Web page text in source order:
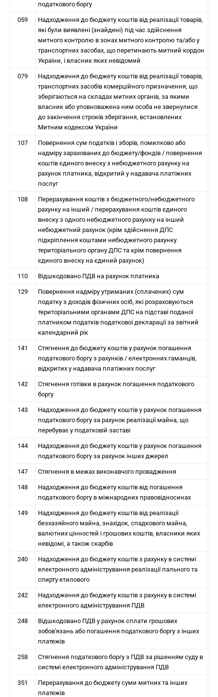
податкового боргу
059
Надходження до бюджету коштів від реалізації товарів,
які були виявлені (знайдені) під час здійснення
митного контролю в зонах митного контролю та/або у
транспортних засобах, що перетинають митний кордон
України, і власник яких невідомий
079
Надходження до бюджету коштів від реалізації товарів,
транспортних засобів комерційного призначення, що
зберігаються на складах митних органів, за якими
власник або уповноважена ним особа не звернулися
до закінчення строків зберігання, встановлених
Митним кодексом України
107
Повернення сум податків і зборів, помилково або
надміру зарахованих до бюджету/фондів / повернення
коштів єдиного внеску з небюджетного рахунку на
рахунок платника, відкритий у надавача платіжних
послуг
108
Перерахування коштів з бюджетного/небюджетного
рахунку на інший / перерахування коштів єдиного
внеску з одного небюджетного рахунку на інший
небюджетний рахунок (крім здійснення ДПС
підкріплення коштами небюджетного рахунку
територіального органу ДПС та крім повернення
єдиного внеску на єдиний рахунок)
110 Відшкодовано ПДВ на рахунок платника
129
Повернення надміру утриманих (сплачених) сум
податку з доходів фізичних осіб, які розраховуються
територіальними органами ДПС на підставі поданої
платником податків податкової декларації за звітний
календарний рік
141
Стягнення до бюджету коштів у рахунок погашення
податкового боргу з рахунків / електронних гаманців,
відкритих у надавача платіжних послуг
142
Стягнення готівки в рахунок погашення податкового
боргу
143
Надходження до бюджету коштів у рахунок погашення
податкового боргу за рахунок реалізації майна, що
перебуває у податковій заставі
144
Надходження до бюджету коштів у рахунок погашення
податкового боргу за рахунок інших джерел
147 Стягнення в межах виконавчого провадження
148
Надходження до бюджету коштів від погашення
податкового боргу в міжнародних правовідносинах
149
Надходження до бюджету коштів від реалізації
безхазяйного майна, знахідок, спадкового майна,
валютних цінностей і грошових коштів, власники яких
невідомі, а також скарбів
240
Надходження до бюджету коштів з рахунку в системі
електронного адміністрування реалізації пального та
спирту етилового
242
Надходження до бюджету коштів з рахунку в системі
електронного адміністрування ПДВ
248
Відшкодовано ПДВ у рахунок сплати грошових
зобов'язань або погашення податкового боргу з інших
платежів
258
Стягнення податкового боргу з ПДВ за рішенням суду в
системі електронного адміністрування ПДВ
351
Перерахування до бюджету суми митних та інших
платежів